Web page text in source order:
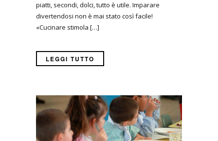
piatti, secondi, dolci, tutto è utile. Imparare
divertendosi non è mai stato così facile!
«Cucinare stimola […]
LEGGI TUTTO